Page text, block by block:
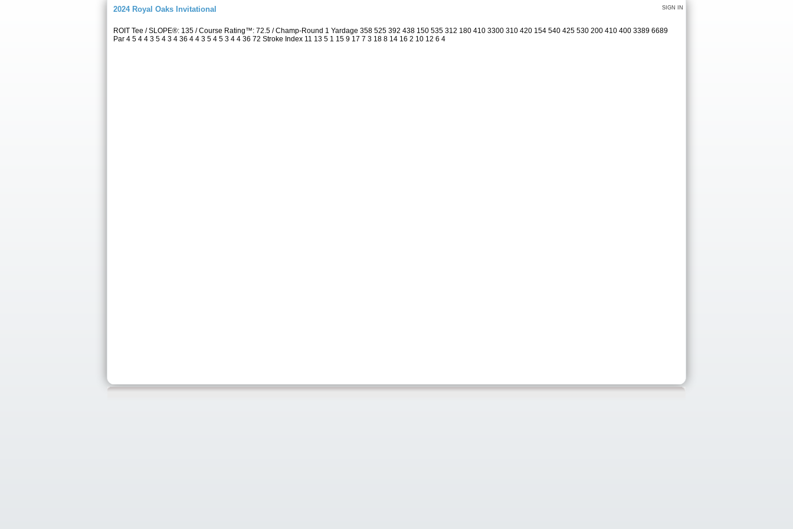
SIGN IN
2024 Royal Oaks Invitational
ROIT Tee / SLOPE®: 135 / Course Rating™: 72.5 / Champ-Round 1 Yardage 358 525 392 438 150 535 312 180 410 3300 310 420 154 540 425 530 200 410 400 3389 6689
Par 4 5 4 4 3 5 4 3 4 36 4 4 3 5 4 5 3 4 4 36 72 Stroke Index 11 13 5 1 15 9 17 7 3 18 8 14 16 2 10 12 6 4